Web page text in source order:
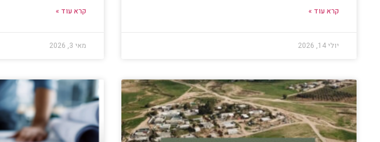
קרא עוד »
יולי 14, 2026
קרא עוד »
מאי 3, 2026